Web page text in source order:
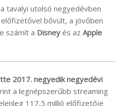
tavalyi utolsó negyedévben
bővült, a jövőben
számít a Disney és az Apple
2017. negyedik negyedévi
a legnépszerűbb streaming
117,5 millió előfizetője